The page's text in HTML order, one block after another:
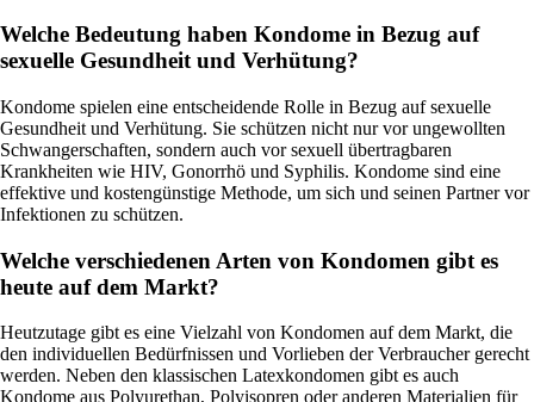
Welche Bedeutung haben Kondome in Bezug auf
sexuelle Gesundheit und Verhütung?
Kondome spielen eine entscheidende Rolle in Bezug auf sexuelle
Gesundheit und Verhütung. Sie schützen nicht nur vor ungewollten
Schwangerschaften, sondern auch vor sexuell übertragbaren
Krankheiten wie HIV, Gonorrhö und Syphilis. Kondome sind eine
effektive und kostengünstige Methode, um sich und seinen Partner vor
Infektionen zu schützen.
Welche verschiedenen Arten von Kondomen gibt es
heute auf dem Markt?
Heutzutage gibt es eine Vielzahl von Kondomen auf dem Markt, die
den individuellen Bedürfnissen und Vorlieben der Verbraucher gerecht
werden. Neben den klassischen Latexkondomen gibt es auch
Kondome aus Polyurethan, Polyisopren oder anderen Materialien für